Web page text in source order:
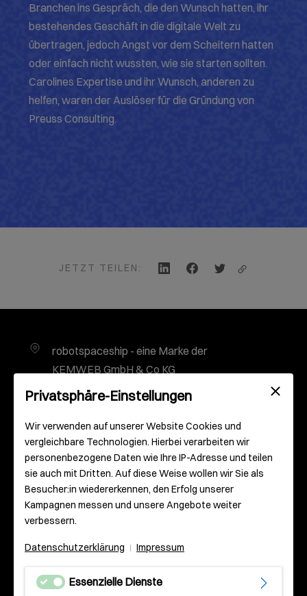
Branchen ins Gespräch, die den Wunsch hatten, ihr
bestehendes Geschäft in die digitale Welt zu
übertragen, jedoch Angst vor dem Scheitern hatten
oder einfach nicht wussten, wie sie starten sollten.
Carolines Expertise und ihr Wunsch, anderen zu
helfen, waren der Auslöser für die Gründung von
Preuss Consulting.
JETZT TEILEN:
robotspaceship - eine Marke der
KEMWEB GmbH & Co KG
Gutenbergplatz 2
55116 Mainz
Deutschland
info@robotspaceship.com
0 61 31 – 93 000 – 0
Privatsphäre-Einstellungen
Wir verwenden auf unserer Website Cookies und
vergleichbare Technologien. Hierbei verarbeiten wir
personenbezogene Daten wie Ihre IP-Adresse und teilen
sie auch mit Dritten. Auf diese Weise wollen wir Sie als
Besucher:in wiedererkennen, den Erfolg unserer
Kampagnen messen und unsere Angebote weiter
verbessern.
Datenschutzerklärung | Impressum
Essenzielle Dienste